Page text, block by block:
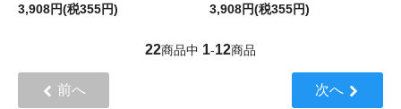
3,908円(税355円)
3,908円(税355円)
22商品中 1-12商品
前へ 次へ